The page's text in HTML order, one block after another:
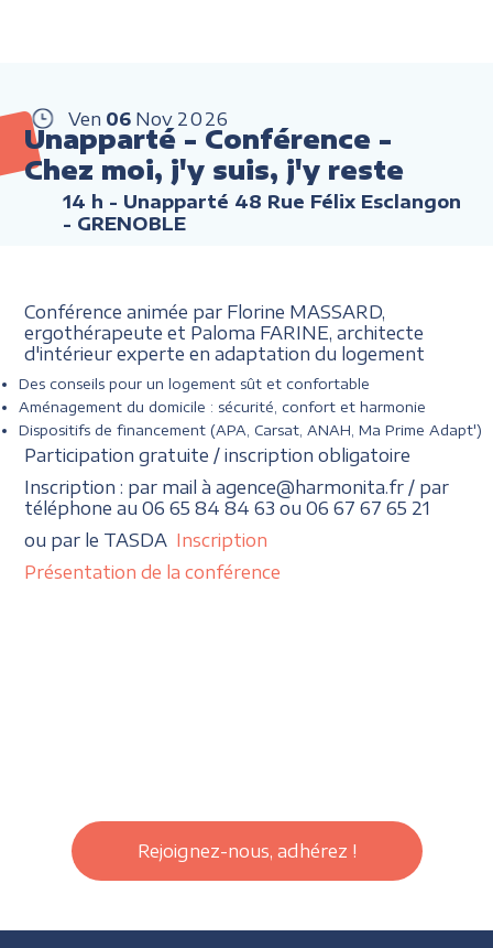
Ven 06 Nov 2026
Unapparté - Conférence -
Chez moi, j'y suis, j'y reste
14 h - Unapparté 48 Rue Félix Esclangon
- GRENOBLE
Conférence animée par Florine MASSARD,
ergothérapeute et Paloma FARINE, architecte
d'intérieur experte en adaptation du logement
Des conseils pour un logement sût et confortable
Aménagement du domicile : sécurité, confort et harmonie
Dispositifs de financement (APA, Carsat, ANAH, Ma Prime Adapt')
Participation gratuite / inscription obligatoire
Inscription : par mail à agence@harmonita.fr / par
téléphone au 06 65 84 84 63 ou 06 67 67 65 21
ou par le TASDA Inscription
Présentation de la conférence
Rejoignez-nous, adhérez !